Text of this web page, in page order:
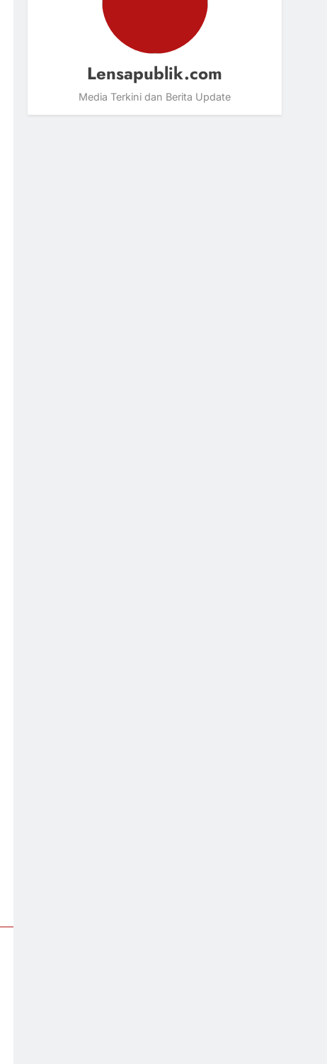
Lensapublik.com
Media Terkini dan Berita Update